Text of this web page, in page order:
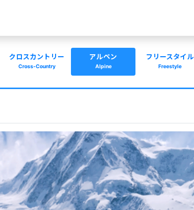
クロスカントリー
Cross-Country
アルペン
Alpine
フリースタイル
Freestyle